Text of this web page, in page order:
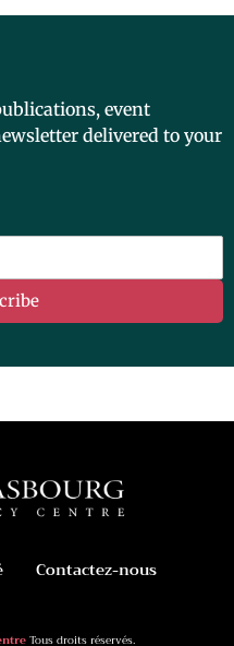
event
delivered to your
Contactez-nous
Tous droits réservés.